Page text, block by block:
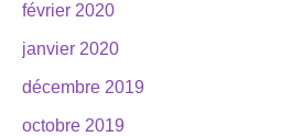
février 2020
janvier 2020
décembre 2019
octobre 2019